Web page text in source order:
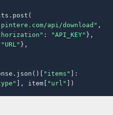
api/download" ,
: "API_KEY" },
"URL" },
"items" ]:
], item[ "url" ])